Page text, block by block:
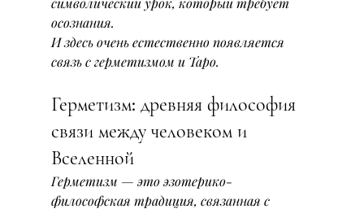
осознания.
И здесь очень естественно появляется
связь с герметизмом и Таро.
Герметизм: древняя философия
связи между человеком и
Вселенной
Герметизм — это эзотерико-
философская традиция, связанная с